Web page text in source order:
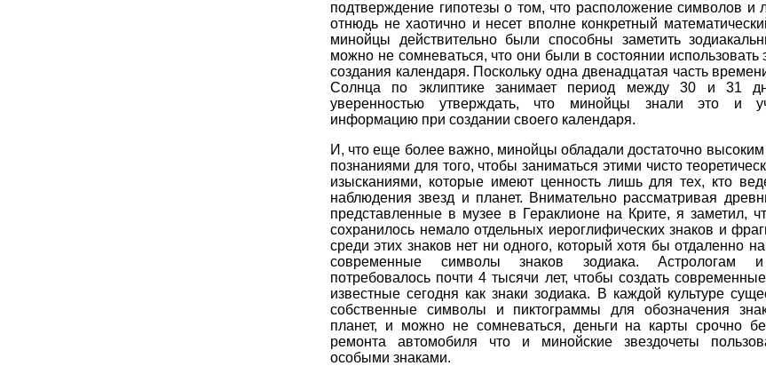
подтверждение гипотезы о том, что расположение символов и
отнюдь не хаотично и несет вполне конкретный
минойцы действительно были способны заметить
можно не сомневаться, что они были в состоянии использовать
создания календаря. Поскольку одна двенадцатая часть
Солнца по эклиптике занимает период между 30 и 31
уверенностью утверждать, что минойцы знали это и
информацию при создании своего календаря.
И, что еще более важно, минойцы обладали достаточно высоким
познаниями для того, чтобы заниматься этими чисто
изысканиями, которые имеют ценность лишь для тех, кто
наблюдения звезд и планет. Внимательно рассматривая
представленные в музее в Гераклионе на Крите, я заметил,
сохранилось немало отдельных иероглифических знаков и
среди этих знаков нет ни одного, который хотя бы отдаленно
современные символы знаков зодиака. Астрологам и
потребовалось почти 4 тысячи лет, чтобы создать
известные сегодня как знаки зодиака. В каждой культуре
собственные символы и пиктограммы для обозначения
планет, и можно не сомневаться, деньги на карты срочно
ремонта автомобиля что и минойские звездочеты
особыми знаками.